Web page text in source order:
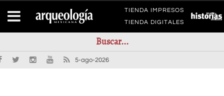
TIENDA IMPRESOS
TIENDA DIGITALES
5-ago-2026